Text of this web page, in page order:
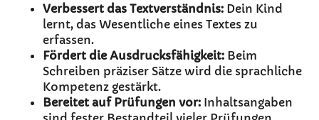
Verbessert das Textverständnis: Dein Kind
lernt, das Wesentliche eines Textes zu
erfassen.
Fördert die Ausdrucksfähigkeit: Beim
Schreiben präziser Sätze wird die sprachliche
Kompetenz gestärkt.
Bereitet auf Prüfungen vor: Inhaltsangaben